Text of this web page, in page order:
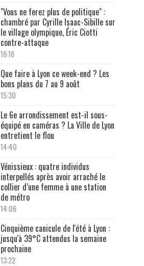
"Vous ne ferez plus de politique" :
chambré par Cyrille Isaac-Sibille sur
le village olympique, Éric Ciotti
contre-attaque
16:16
Que faire à Lyon ce week-end ? Les
bons plans du 7 au 9 août
15:30
Le 6e arrondissement est-il sous-
équipé en caméras ? La Ville de Lyon
entretient le flou
14:40
Vénissieux : quatre individus
interpellés après avoir arraché le
collier d’une femme à une station
de métro
14:06
Cinquième canicule de l'été à Lyon :
jusqu'à 39°C attendus la semaine
prochaine
13:22